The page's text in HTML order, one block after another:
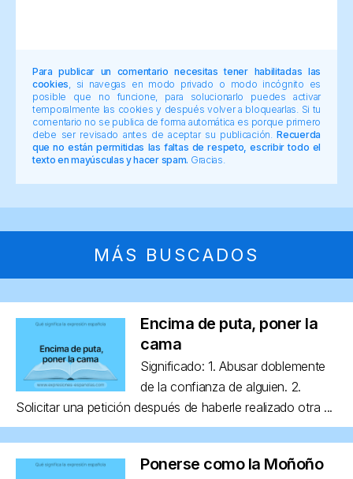
Para publicar un comentario necesitas tener habilitadas las
cookies , si navegas en modo privado o modo incógnito es
posible que no funcione, para solucionarlo puedes activar
temporalmente las cookies y después volver a bloquearlas. Si tu
comentario no se publica de forma automática es porque primero
debe ser revisado antes de aceptar su publicación.Recuerda
que no están permitidas las faltas de respeto, escribir todo el
texto en mayúsculas y hacer spam. Gracias.
MÁS BUSCADOS
Encima de puta, poner la
cama
Significado: 1. Abusar doblemente
de la confianza de alguien. 2.
Solicitar una petición después de haberle realizado otra ...
Ponerse como la Moñoño